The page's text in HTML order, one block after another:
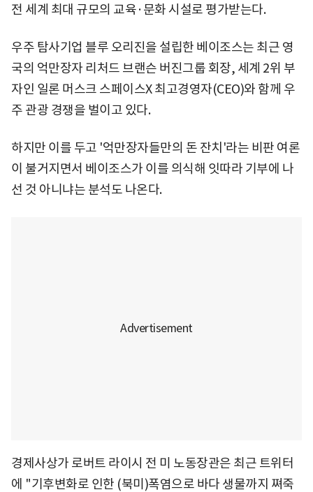
전 세계 최대 규모의 교육·문화 시설로 평가받는다.
우주 탐사기업 블루 오리진을 설립한 베이조스는 최근 영
국의 억만장자 리처드 브랜슨 버진그룹 회장, 세계 2위 부
자인 일론 머스크 스페이스X 최고경영자(CEO)와 함께 우
주 관광 경쟁을 벌이고 있다.
하지만 이를 두고 '억만장자들만의 돈 잔치'라는 비판 여론
이 불거지면서 베이조스가 이를 의식해 잇따라 기부에 나
선 것 아니냐는 분석도 나온다.
경제사상가 로버트 라이시 전 미 노동장관은 최근 트위터
에 "기후변화로 인한 (북미)폭염으로 바다 생물까지 쪄죽